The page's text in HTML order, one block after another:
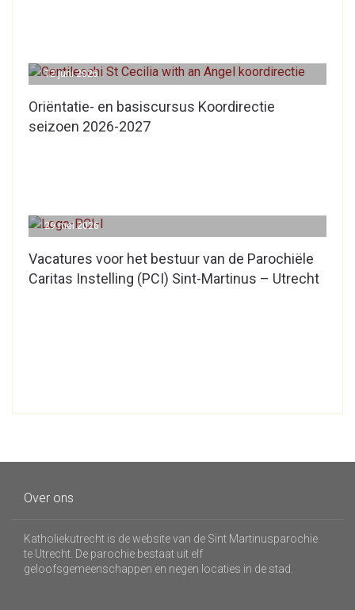
Oriëntatie- en basiscursus Koordirectie
seizoen 2026-2027
12 juni 2026
Vacatures voor het bestuur van de Parochiële
Caritas Instelling (PCI) Sint-Martinus – Utrecht
29 mei 2026
Over ons
Katholiekutrecht is de website van de Sint Martinusparochie
te Utrecht. De parochie bestaat uit elf
geloofsgemeenschappen en negen locaties in de stad.